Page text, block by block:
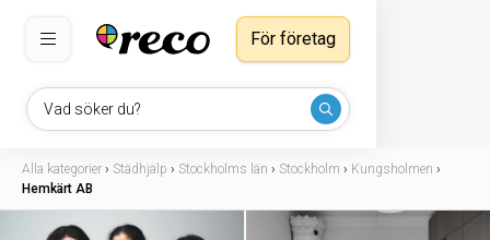
Vad söker du?
För företag
Alla kategorier › Städhjälp › Stockholms län › Stockholm › Kungsholmen ›
Hemkärt AB